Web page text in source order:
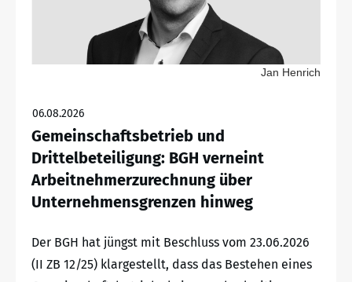
Jan Henrich
06.08.2026
Gemeinschaftsbetrieb und
Drittelbeteiligung: BGH verneint
Arbeitnehmerzurechnung über
Unternehmensgrenzen hinweg
Der BGH hat jüngst mit Beschluss vom 23.06.2026
(II ZB 12/25) klargestellt, dass das Bestehen eines